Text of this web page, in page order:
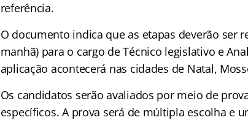
referência.
O documento indica que as etapas deverão ser
manhã) para o cargo de Técnico legislativo e
aplicação acontecerá nas cidades de Natal,
Os candidatos serão avaliados por meio de
específicos. A prova será de múltipla escolha e